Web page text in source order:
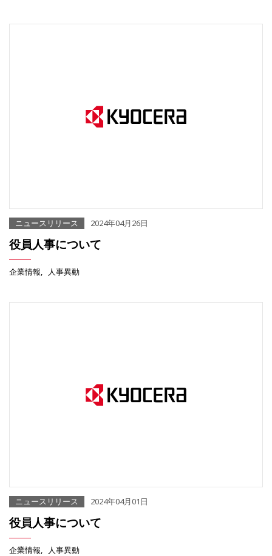
ニュースリリース 2024年04月26日
役員人事について
企業情報 人事異動
ニュースリリース 2024年04月01日
役員人事について
企業情報 人事異動